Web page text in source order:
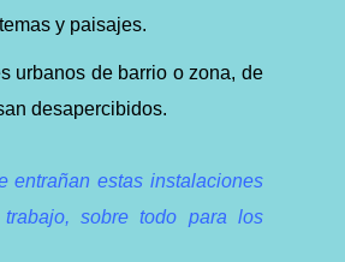
y paisajes.
urbanos de barrio o zona, de
desapercibidos.
entrañan estas instalaciones
sobre todo para los